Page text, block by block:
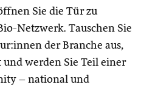
Sie die Tür zu
Netzwerk. Tauschen Sie
der Branche aus,
werden Sie Teil einer
– national und